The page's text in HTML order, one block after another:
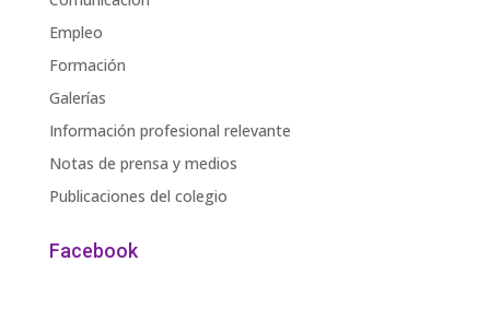
Empleo
Formación
Galerías
Información profesional relevante
Notas de prensa y medios
Publicaciones del colegio
Facebook